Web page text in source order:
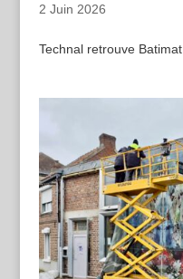
2 Juin 2026
Technal retrouve Batimat